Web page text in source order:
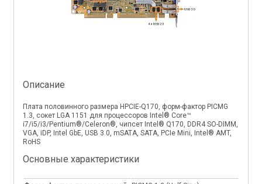
Описание
Плата половинного размера HPCIE-Q170, форм-фактор PICMG
1.3, сокет LGA 1151 для процессоров Intel® Core™
i7/i5/i3/Pentium®/Celeron®, чипсет Intel® Q170, DDR4 SO-DIMM,
VGA, iDP, Intel GbE, USB 3.0, mSATA, SATA, PCIe Mini, Intel® AMT,
RoHS
Основные характеристики